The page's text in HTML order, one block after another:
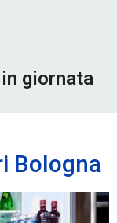
giornata
Bologna